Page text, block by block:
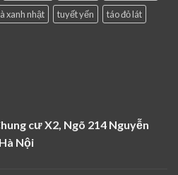
xanh nhật tuyết yến
táo đỏ lát
cư X2, Ngõ 214 Nguyễn
Nội